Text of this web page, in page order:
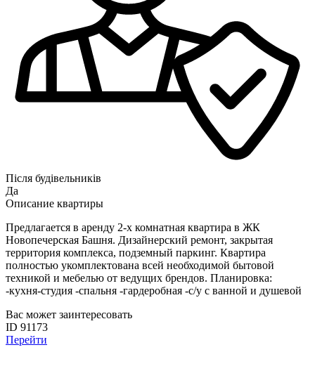
Після будівельників
Да
Описание квартиры
Предлагается в аренду 2-х комнатная квартира в ЖК
Новопечерская Башня. Дизайнерский ремонт, закрытая
территория комплекса, подземный паркинг. Квартира
полностью укомплектована всей необходимой бытовой
техникой и мебелью от ведущих брендов. Планировка:
-кухня-студия -спальня -гардеробная -с/у с ванной и душевой
Вас может заинтересовать
ID 91173
Перейти